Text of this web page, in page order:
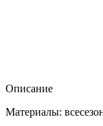
Описание
Материалы: